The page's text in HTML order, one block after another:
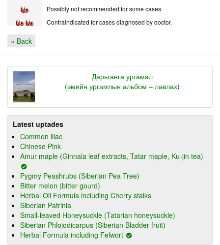
Possibly not recommended for some cases.
Contraindicated for cases diagnosed by doctor.
« Back
Дарьганга ургамал
(эмийн ургамлын альбом – лавлах)
Latest uptades
Common lilac
Chinese Pink
Amur maple (Ginnala leaf extracts, Tatar maple, Ku-jin tea)
Pygmy Peashrubs (Siberian Pea Tree)
Bitter melon (bitter gourd)
Herbal Oil Formula including Cherry stalks
Siberian Patrinia
Small-leaved Honeysuckle (Tatarian honeysuckle)
Siberian Phlojodicarpus (Siberian Bladder-fruit)
Herbal Formula including Felwort